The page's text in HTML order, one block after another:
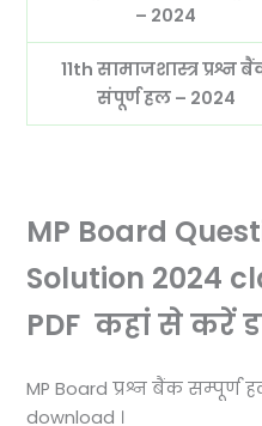
– 2024
11th सामाजशास्त्र प्रश्न
संपूर्ण हल – 2024
MP Board
Solution 2024
PDF कहां से करें
MP Board प्रश्न बैंक सम्पूर्ण
download ।